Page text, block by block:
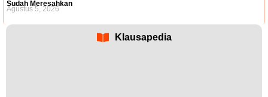
Sudah Meresahkan
Agustus 5, 2026
Klausapedia